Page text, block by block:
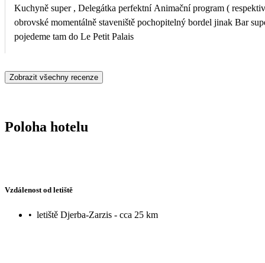
Kuchyně super , Delegátka perfektní Animační program (
obrovské momentálně staveniště pochopitelný bordel jinak Bar
pojedeme tam do Le Petit Palais
Zobrazit všechny recenze
Poloha hotelu
Vzdálenost od letiště
• letiště Djerba-Zarzis - cca 25 km